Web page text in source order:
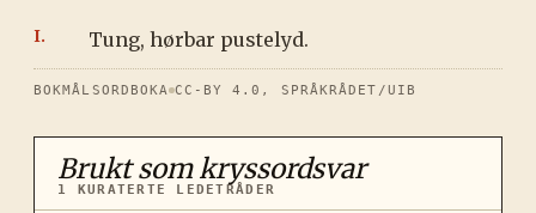
Tung, hørbar pustelyd.
BOKMÅLSORDBOKA CC-BY 4.0, SPRÅKRÅDET/UIB
Brukt som kryssordsvar
1 KURATERTE LEDETRÅDER